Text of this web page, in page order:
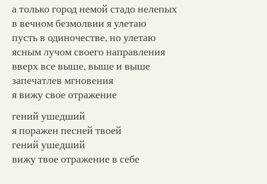
а только город немой стадо нелепых
в вечном безмолвии я улетаю
пусть в одиночестве, но улетаю
ясным лучом своего направления
вверх все выше, выше и выше
запечатлев мгновения
я вижу свое отражение
гений ушедший
я поражен песней твоей
гений ушедший
вижу твое отражение в себе